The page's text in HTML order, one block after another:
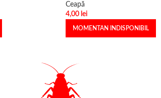
Ceapă
4,00 lei
MOMENTAN INDISPONIBIL